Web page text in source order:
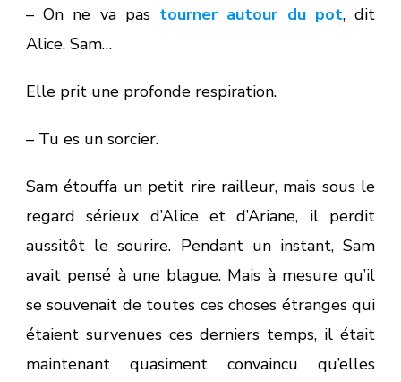
– On ne va pas tourner autour du pot, dit
Alice. Sam…
Elle prit une profonde respiration.
– Tu es un sorcier.
Sam étouffa un petit rire railleur, mais sous le
regard sérieux d’Alice et d’Ariane, il perdit
aussitôt le sourire. Pendant un instant, Sam
avait pensé à une blague. Mais à mesure qu’il
se souvenait de toutes ces choses étranges qui
étaient survenues ces derniers temps, il était
maintenant quasiment convaincu qu’elles